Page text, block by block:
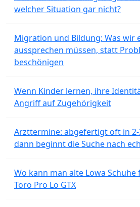
welcher Situation gar nicht?
Migration und Bildung: Was wir
aussprechen müssen, statt
beschönigen
Wenn Kinder lernen, ihre
Angriff auf Zugehörigkeit
Arzttermine: abgefertigt oft in
dann beginnt die Suche nach
Wo kann man alte Lowa Schuhe
Toro Pro Lo GTX